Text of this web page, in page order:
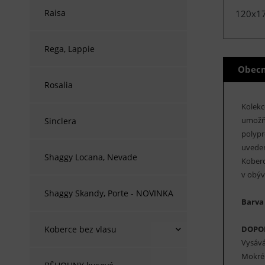
Raisa
Rega, Lappie
Rosalia
Sinclera
Shaggy Locana, Nevade
Shaggy Skandy, Porte - NOVINKA
Koberce bez vlasu
v